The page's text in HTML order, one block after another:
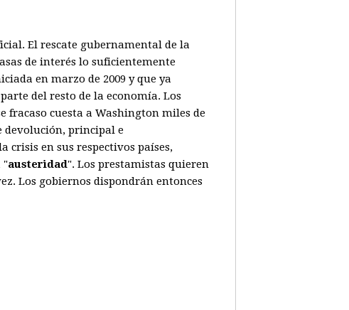
El rescate gubernamental de la
de interés lo suficientemente
en marzo de 2009 y que ya
del resto de la economía. Los
cuesta a Washington miles de
devolución, principal e
crisis en sus respectivos países,
"austeridad". Los prestamistas quieren
Los gobiernos dispondrán entonces